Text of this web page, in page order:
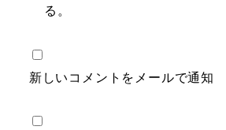
る。
新しいコメントをメールで通知